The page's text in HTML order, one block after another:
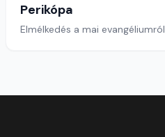
Perikópa
Elmélkedés a mai evangéliumról